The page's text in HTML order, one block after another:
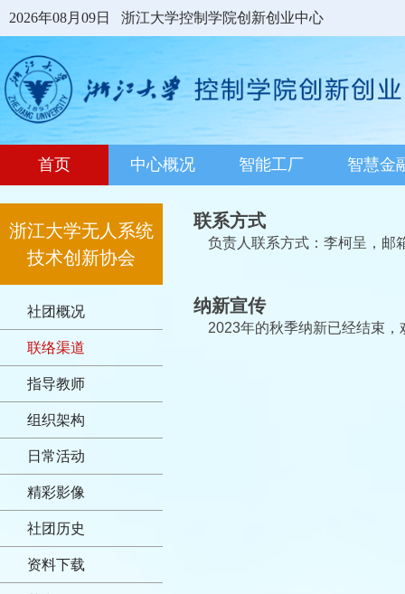
2026年08月09日 浙江大学控制学院创新创业中心
首页 中心概况 智能工厂 智慧金
浙江大学无人系统
技术创新协会
社团概况
联络渠道
指导教师
组织架构
日常活动
精彩影像
社团历史
资料下载
联系方式
负责人联系方式：李柯呈，邮
纳新宣传
2023年的秋季纳新已经结束，